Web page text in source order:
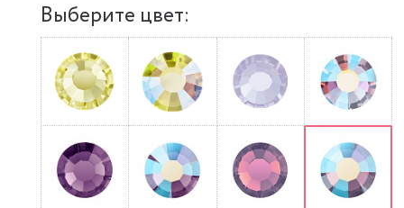
Выберите цвет: